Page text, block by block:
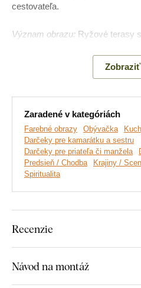
cestovateľa.
Význam obrazu: Ryžové terasy
drevenej doske.
vďaka čomu má výrobok z boku
Zaradené v kategóriách
Farebné obrazy Obývačka
Darčeky pre kamarátku a sestru
Darčeky pre priateľa či manžela
Predsieň / Chodba
Krajiny /
Spiritualita
Recenzie
Návod na montáž